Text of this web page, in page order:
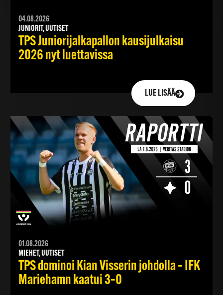
04.08.2026
JUNIORIT, UUTISET
TPS Juniorijalkapallon kausijulkaisu
2026 nyt luettavissa
LUE LISÄÄ
01.08.2026
MIEHET, UUTISET
TPS dominoi Kian Visserin johdolla – IFK
Mariehamn kaatui 3–0